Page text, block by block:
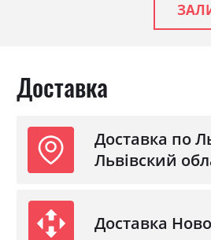
Доставка
Доставка по
Львівский
Доставка